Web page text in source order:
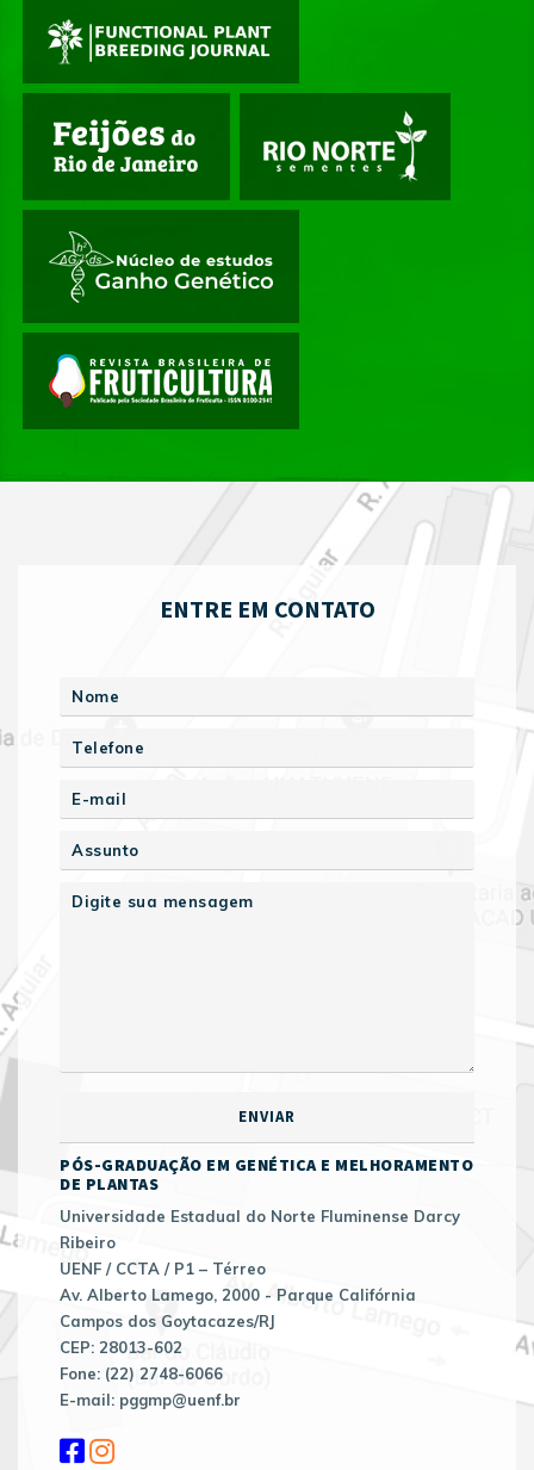
ENTRE EM CONTATO
PÓS-GRADUAÇÃO EM GENÉTICA E MELHORAMENTO
DE PLANTAS
Universidade Estadual do Norte Fluminense Darcy
Ribeiro
UENF / CCTA / P1 – Térreo
Av. Alberto Lamego, 2000 - Parque Califórnia
Campos dos Goytacazes/RJ
CEP: 28013-602
Fone: (22) 2748-6066
E-mail: pggmp@uenf.br